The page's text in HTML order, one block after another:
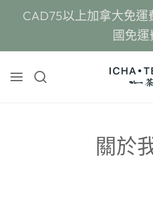
CAD75以上加拿大免運
國免運
關於